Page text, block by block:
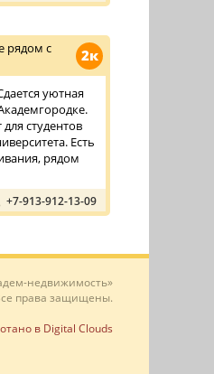
2к
рядом с
уютная
студентов
Есть
рядом
+7-913-912-13-09
недвижимость»
права защищены.
в Digital Clouds